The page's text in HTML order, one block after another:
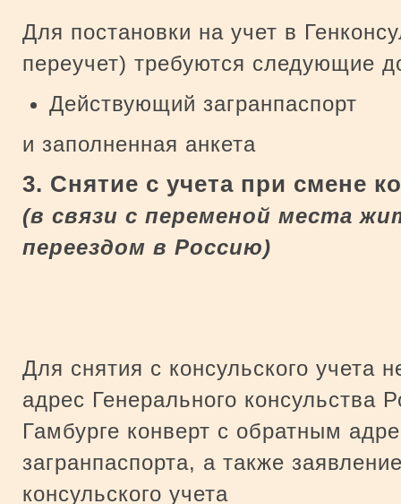
Для постановки на учет в
переучет) требуются следующие
Действующий загранпаспорт
и заполненная анкета
3. Снятие с учета при смене
(в связи с переменой места
переездом в Россию)
Для снятия с консульского учета
адрес Генерального консульства
Гамбурге конверт с обратным
загранпаспорта, а также
консульского учета